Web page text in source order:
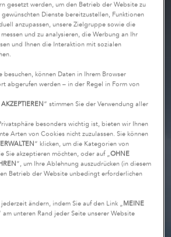
gesetzt werden, um den Betrieb der Website zu
Dienste bereitzustellen, Funktionen
anzupassen, unsere Zielgruppe sowie die
und zu analysieren, die Werbung an Ihr
und Ihnen die Interaktion mit sozialen
besuchen, können Daten in Ihrem Browser
abgerufen werden – in der Regel in Form von
“ stimmen Sie der Verwendung aller
besonders wichtig ist, bieten wir Ihnen
Arten von Cookies nicht zuzulassen. Sie können
“ klicken, um die Kategorien von
Sie akzeptieren möchten, oder auf „OHNE
“, um Ihre Ablehnung auszudrücken (in diesem
Betrieb der Website unbedingt erforderlichen
ändern, indem Sie auf den Link „MEINE
am unteren Rand jeder Seite unserer Website